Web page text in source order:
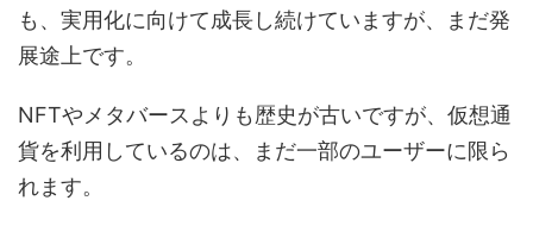
も、実用化に向けて成長し続けていますが、まだ発
展途上です。
NFTやメタバースよりも歴史が古いですが、仮想通
貨を利用しているのは、まだ一部のユーザーに限ら
れます。